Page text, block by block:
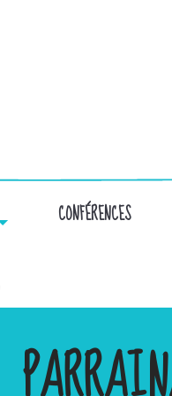
CONFÉRENCES